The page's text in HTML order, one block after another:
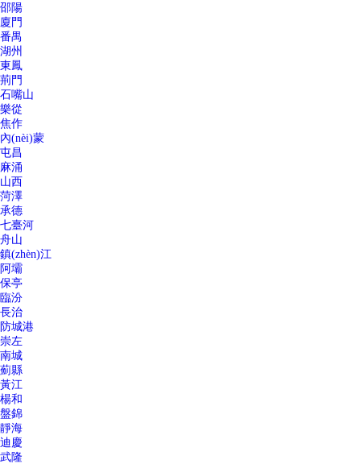
邵陽
廈門
番禺
湖州
東鳳
荊門
石嘴山
樂從
焦作
內(nèi)蒙
屯昌
麻涌
山西
菏澤
承德
七臺河
舟山
鎮(zhèn)江
阿壩
保亭
臨汾
長治
防城港
崇左
南城
薊縣
黃江
楊和
盤錦
靜海
迪慶
武隆